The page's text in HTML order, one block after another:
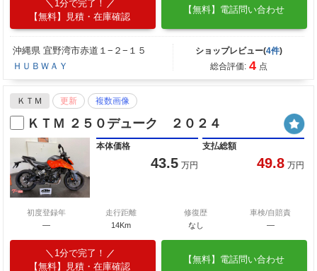
1分で完了！
【無料】見積・在庫確認
【無料】電話問い合わせ
沖縄県 宜野湾市赤道１−２−１５
ＨＵＢＷＡＹ
ショップレビュー(4件)
総合評価: 4 点
ＫＴＭ 更新 複数画像
ＫＴＭ ２５０デューク ２０２４
本体価格
43.5 万円
支払総額
49.8 万円
初度登録年
―
走行距離
14Km
修復歴
なし
車検/自賠責
―
1分で完了！
【無料】見積・在庫確認
【無料】電話問い合わせ